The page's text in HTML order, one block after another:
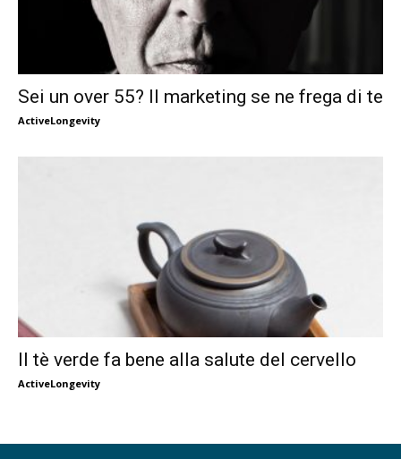
Sei un over 55? Il marketing se ne frega di te
ActiveLongevity
Il tè verde fa bene alla salute del cervello
ActiveLongevity